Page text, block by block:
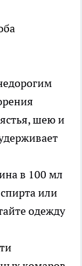
шею и
в 100 мл
или
одежду